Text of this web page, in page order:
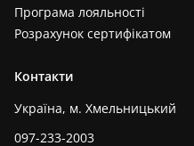
Програма лояльності
Розрахунок сертифікатом
Контакти
Україна, м. Хмельницький
097-233-2003